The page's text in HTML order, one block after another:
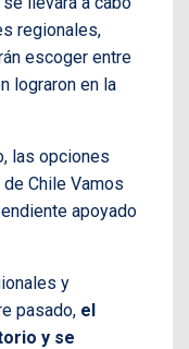
regionales,
escoger entre
lograron en la
las opciones
Chile Vamos
apoyado
y
pasado, el
y se